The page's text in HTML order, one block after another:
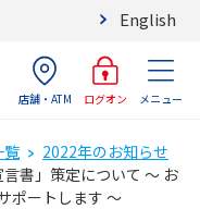
English
店舗・ATM ログオン メニュー
覧
2022年のお知らせ
書」策定について ～ お
ポートします ～